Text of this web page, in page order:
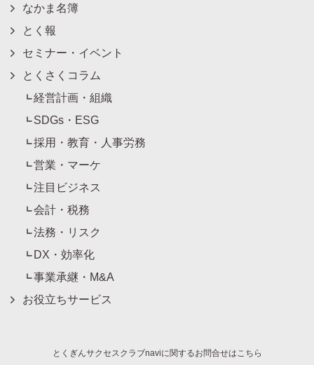
なかま名簿
とく報
セミナー・イベント
とくさくコラム
経営計画・組織
SDGs・ESG
採用・教育・人事労務
営業・マーケ
注目ビジネス
会計・税務
法務・リスク
DX・効率化
事業承継・M&A
お役立ちサービス
とくぎんサクセスクラブnaviに関するお問合せはこちら